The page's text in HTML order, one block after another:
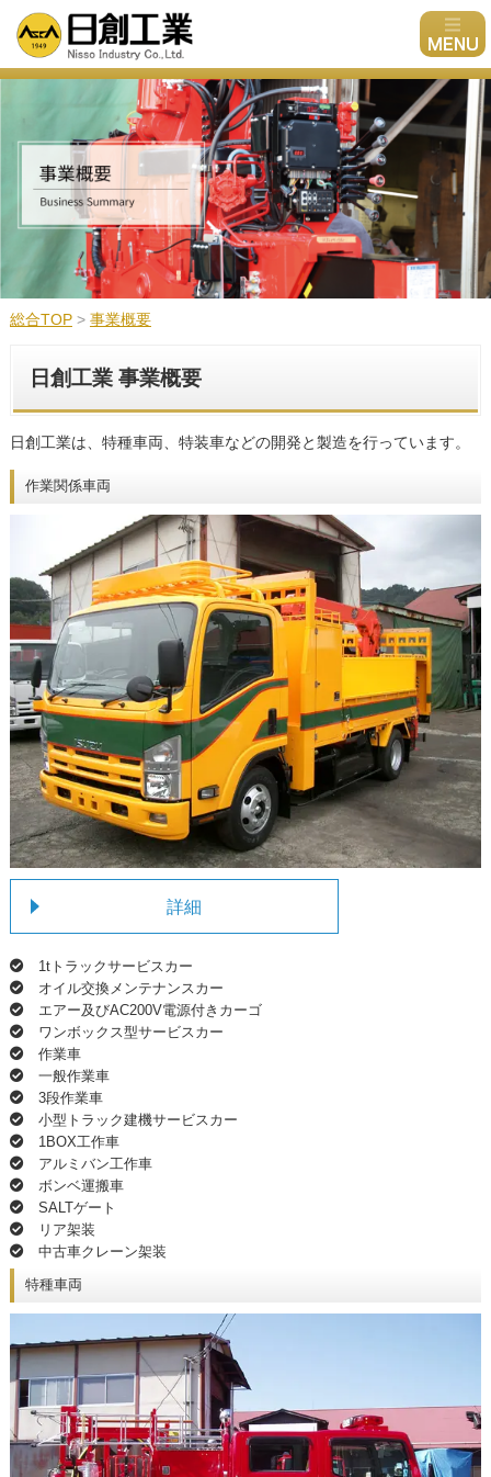
総合TOP > 事業概要
日創工業 事業概要
日創工業は、特種車両、特装車などの開発と製造を行っています。
作業関係車両
詳細
1tトラックサービスカー
オイル交換メンテナンスカー
エアー及びAC200V電源付きカーゴ
ワンボックス型サービスカー
作業車
一般作業車
3段作業車
小型トラック建機サービスカー
1BOX工作車
アルミバン工作車
ボンベ運搬車
SALTゲート
リア架装
中古車クレーン架装
特種車両